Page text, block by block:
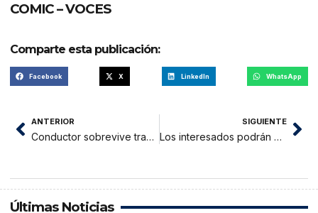
COMIC – VOCES
Comparte esta publicación:
Facebook X LinkedIn WhatsApp
ANTERIOR
Conductor sobrevive tras caer con su vehículo al río Huallaga cerca de Bellavista
SIGUIENTE
Los interesados podrán participar en el proceso de selección siguiendo el cronograma establecido.
Últimas Noticias